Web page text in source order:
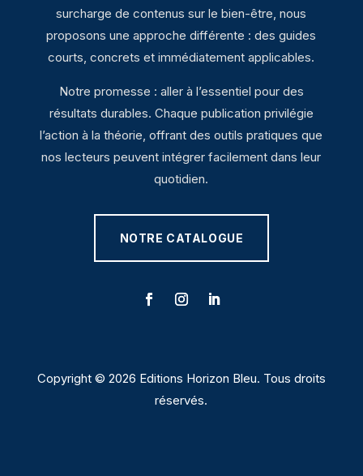
surcharge de contenus sur le bien-être, nous
proposons une approche différente : des guides
courts, concrets et immédiatement applicables.
Notre promesse : aller à l’essentiel pour des
résultats durables. Chaque publication privilégie
l’action à la théorie, offrant des outils pratiques que
nos lecteurs peuvent intégrer facilement dans leur
quotidien.
NOTRE CATALOGUE
Copyright © 2026 Editions Horizon Bleu. Tous droits
réservés.